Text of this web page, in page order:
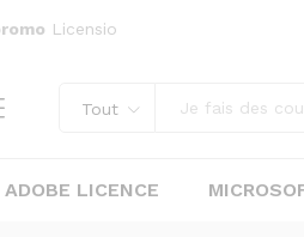
Licensio
Tout
ADOBE LICENCE